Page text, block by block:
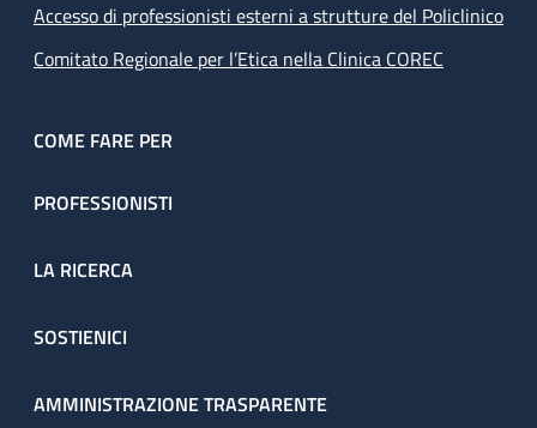
Accesso di professionisti esterni a strutture del Policlinico
Comitato Regionale per l’Etica nella Clinica COREC
COME FARE PER
PROFESSIONISTI
LA RICERCA
SOSTIENICI
AMMINISTRAZIONE TRASPARENTE